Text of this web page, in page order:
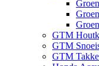
GTM
GTM
GTM